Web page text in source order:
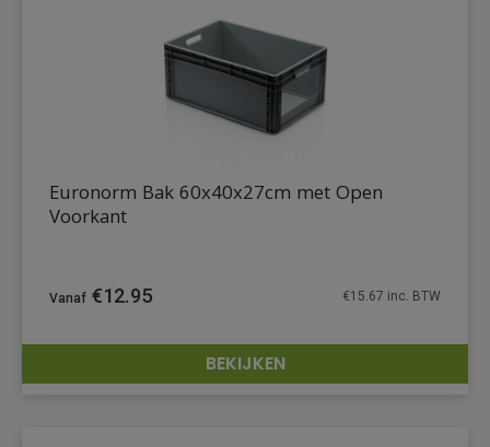
DETAILS
Euronorm Bak 60x40x27cm met Open
Voorkant
€12.95 €15.67 inc. BTW
BEKIJKEN